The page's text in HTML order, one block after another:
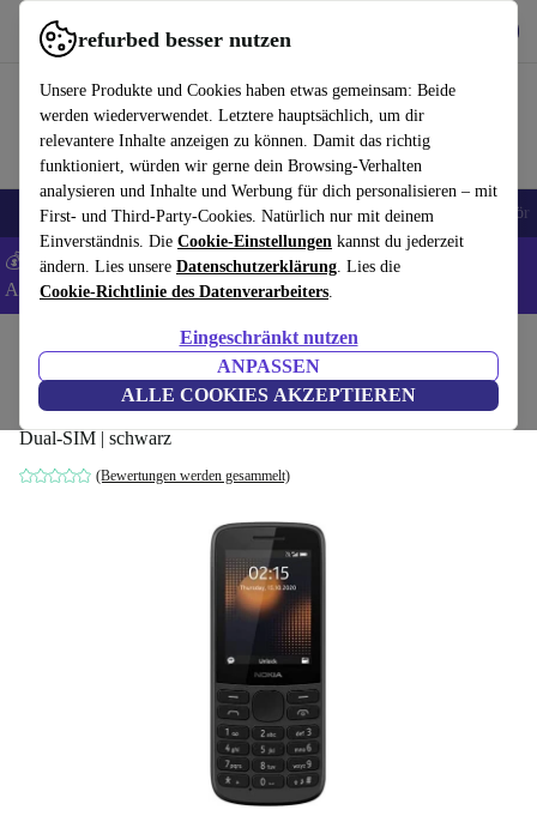
refurbed besser nutzen
Unsere Produkte und Cookies haben etwas gemeinsam: Beide
werden wiederverwendet. Letztere hauptsächlich, um dir
relevantere Inhalte anzeigen zu können. Damit das richtig
funktioniert, würden wir gerne dein Browsing-Verhalten
analysieren und Inhalte und Werbung für dich personalisieren – mit
First- und Third-Party-Cookies. Natürlich nur mit deinem
Einverständnis. Die Cookie-Einstellungen kannst du jederzeit
ändern. Lies unsere Datenschutzerklärung. Lies die
Cookie-Richtlinie des Datenverarbeiters.
Eingeschränkt nutzen
ANPASSEN
ALLE COOKIES AKZEPTIEREN
refurbed schnell und einfach nutzen
🎒 Back to school Handys Laptops Tablets Smartwatches Zubehör
💰 Extra -5% auf Samsung- und Google-Smartphones - Code:
ANDROID5 -AGB
Handys & Smartphones Nokia Handys
Nokia 215 4G
Dual-SIM | schwarz
(Bewertungen werden gesammelt)